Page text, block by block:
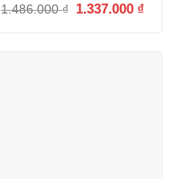
1.486.000₫
Giá
1.337.000 ₫